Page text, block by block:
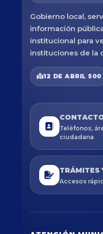
Gobierno local,
información
institucional para
instituciones de la
12 DE ABRIL 500
Teléfonos,
ciudadana
TRÁMITES
Accesos